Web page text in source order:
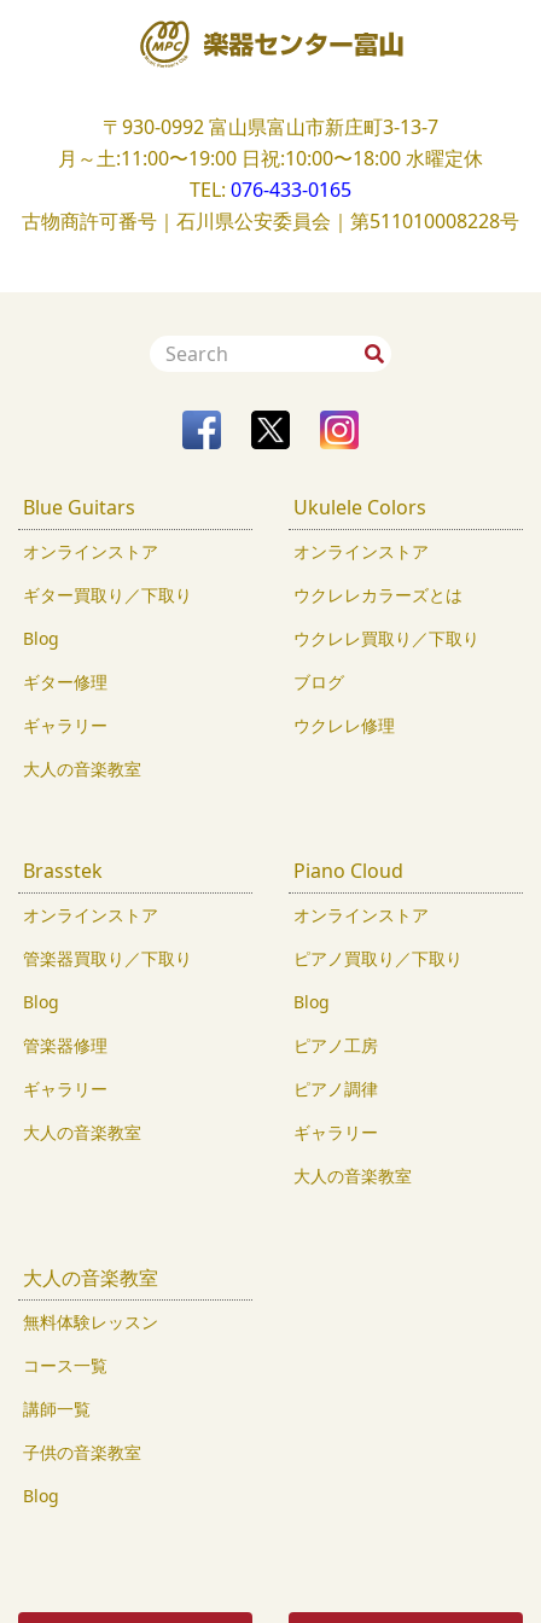
〒930-0992富山県富山市新庄町3-13-7
月～土:11:00〜19:00 日祝:10:00〜18:00水曜定休
TEL: 076-433-0165
古物商許可番号｜石川県公安委員会｜第511010008228号
Blue Guitars
オンラインストア
ギター買取り／下取り
Blog
ギター修理
ギャラリー
大人の音楽教室
Ukulele Colors
オンラインストア
ウクレレカラーズとは
ウクレレ買取り／下取り
ブログ
ウクレレ修理
Brasstek
オンラインストア
管楽器買取り／下取り
Blog
管楽器修理
ギャラリー
大人の音楽教室
Piano Cloud
オンラインストア
ピアノ買取り／下取り
Blog
ピアノ工房
ピアノ調律
ギャラリー
大人の音楽教室
大人の音楽教室
無料体験レッスン
コース一覧
講師一覧
子供の音楽教室
Blog